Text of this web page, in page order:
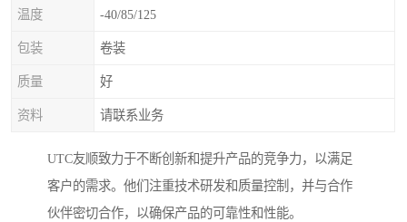
温度 -40/85/125
包装 卷装
质量 好
资料 请联系业务
UTC友顺致力于不断创新和提升产品的竞争力，以满足
客户的需求。他们注重技术研发和质量控制，并与合作
伙伴密切合作，以确保产品的可靠性和性能。